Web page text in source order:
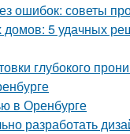
ошибок: советы
5 удачных
глубокого
в Оренбурге
разработать